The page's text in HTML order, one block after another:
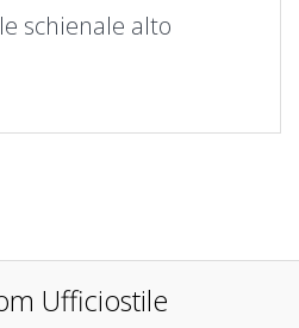
schienale alto
Ufficiostile